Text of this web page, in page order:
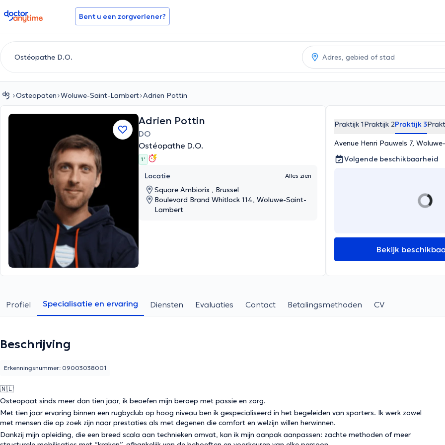
doctoranytime Bent u een zorgverlener?
Osteopaten Woluwe-Saint-Lambert Adrien Pottin
Adrien Pottin
DO
Ostéopathe D.O.
1 '
Locatie Alles zien
Square Ambiorix , Brussel
Boulevard Brand Whitlock 114, Woluwe-Saint-
Lambert
Praktijk 1Praktijk 2Praktijk 3
Avenue Henri Pauwels 7,
Volgende beschikbaarheid
Bekijk
Profiel Specialisatie en ervaring Diensten Evaluaties Contact Betalingsmethoden CV
Beschrijving
🇳🇱
Osteopaat sinds meer dan tien jaar, ik beoefen mijn beroep met passie en zorg.
Met tien jaar ervaring binnen een rugbyclub op hoog niveau ben ik gespecialiseerd in het begeleiden van sporters. Ik werk zowel
met mensen die op zoek zijn naar prestaties als met degenen die comfort en welzijn willen herwinnen.
Dankzij mijn opleiding, die een breed scala aan technieken omvat, kan ik mijn aanpak aanpassen: zachte methoden of meer
Erkenningsnummer: 09003038001